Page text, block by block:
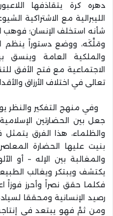
دهره كرة يتقاذفها
الليبرالية مع الاشتراكية
شأنه استخلف الإنسان؛
ومَلَّكَه، ووضع دستوراً ينظم
والملكية العامة وينسق
الاجتماعية مع فتح الأفق
تعالى في اختلاف الأرزاق
وفي منهج التفكير والنظر
جعل بين الحضارتين
والظلماء، هذا الفرق يتمثل
بنيت عليها الحضارة
والمغالبة بين الإله – أو
يكتشف ويبتكر ويغالب
فكلما حقق نصراً وأحرز فوزاً
رصيد الإنسانية ومحققا
ومن ثمَّ فهو يبتعد في